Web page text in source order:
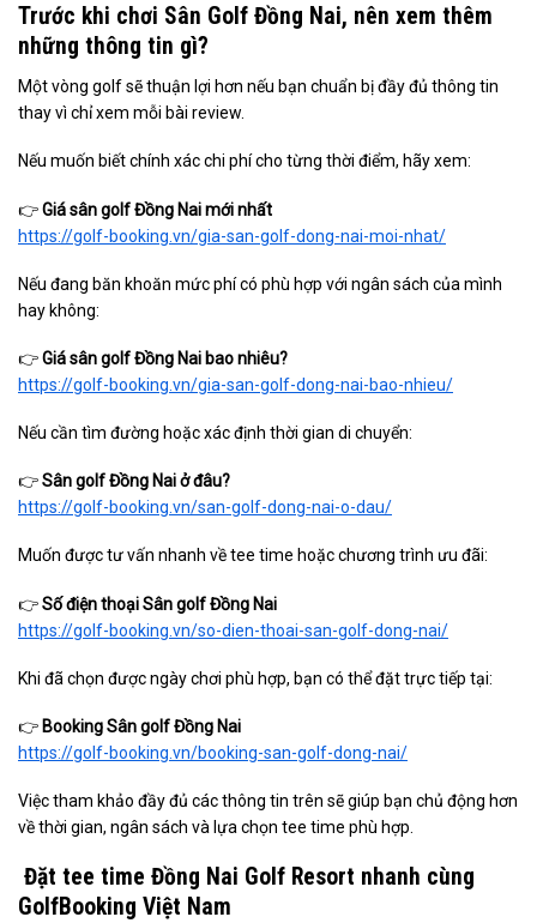
Trước khi chơi Sân Golf Đồng Nai, nên xem thêm
những thông tin gì?
Một vòng golf sẽ thuận lợi hơn nếu bạn chuẩn bị đầy đủ thông tin
thay vì chỉ xem mỗi bài review.
Nếu muốn biết chính xác chi phí cho từng thời điểm, hãy xem:
👉Giá sân golf Đồng Nai mới nhất
https://golf-booking.vn/gia-san-golf-dong-nai-moi-nhat/
Nếu đang băn khoăn mức phí có phù hợp với ngân sách của mình
hay không:
👉Giá sân golf Đồng Nai bao nhiêu?
https://golf-booking.vn/gia-san-golf-dong-nai-bao-nhieu/
Nếu cần tìm đường hoặc xác định thời gian di chuyển:
👉Sân golf Đồng Nai ở đâu?
https://golf-booking.vn/san-golf-dong-nai-o-dau/
Muốn được tư vấn nhanh về tee time hoặc chương trình ưu đãi:
👉Số điện thoại Sân golf Đồng Nai
https://golf-booking.vn/so-dien-thoai-san-golf-dong-nai/
Khi đã chọn được ngày chơi phù hợp, bạn có thể đặt trực tiếp tại:
👉 Booking Sân golf Đồng Nai
https://golf-booking.vn/booking-san-golf-dong-nai/
Việc tham khảo đầy đủ các thông tin trên sẽ giúp bạn chủ động hơn
về thời gian, ngân sách và lựa chọn tee time phù hợp.
Đặt tee time Đồng Nai Golf Resort nhanh cùng
GolfBooking Việt Nam